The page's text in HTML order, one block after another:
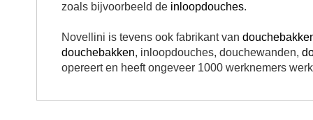
zoals bijvoorbeeld de inloopdouches.
Novellini is tevens ook fabrikant van
douchebakken, inloopdouches, douchewanden,
opereert en heeft ongeveer 1000 werknemers